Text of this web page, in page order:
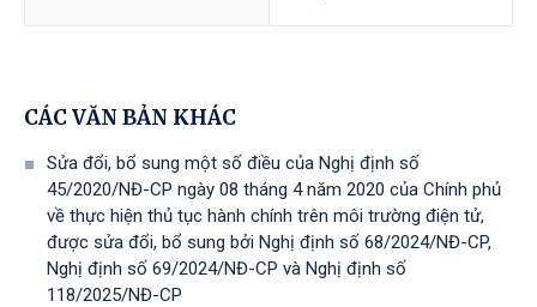
CÁC VĂN BẢN KHÁC
Sửa đổi, bổ sung một số điều của Nghị định số
45/2020/NĐ-CP ngày 08 tháng 4 năm 2020 của Chính phủ
về thực hiện thủ tục hành chính trên môi trường điện tử,
được sửa đổi, bổ sung bởi Nghị định số 68/2024/NĐ-CP,
Nghị định số 69/2024/NĐ-CP và Nghị định số
118/2025/NĐ-СР